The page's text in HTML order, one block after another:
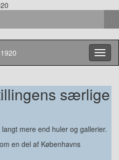
særlige
mere end huler og gallerier.
en del af Københavns